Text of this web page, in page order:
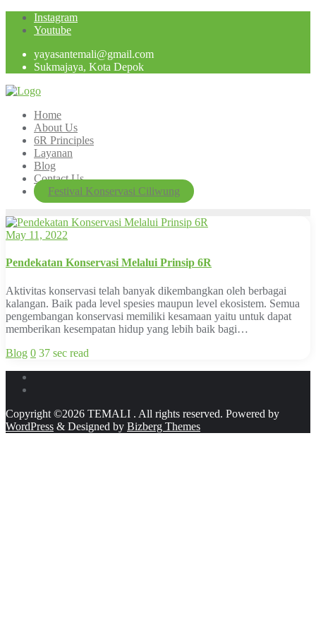
Skip
Instagram
Youtube
yayasantemali@gmail.com
Sukmajaya, Kota Depok
Home
About Us
6R Principles
Layanan
Blog
Contact Us
Festival Konservasi Ciliwung
May 11, 2022
Pendekatan Konservasi Melalui Prinsip 6R
Aktivitas konservasi telah banyak dikembangkan oleh berbagai
kalangan. Baik pada level spesies maupun level ekosistem. Semua
pengembangan konservasi memiliki kesamaan yaitu untuk dapat
memberikan kesempatan hidup yang lebih baik bagi…
Blog 0 37 sec read
Copyright ©2026 TEMALI . All rights reserved. Powered by
WordPress & Designed by Bizberg Themes